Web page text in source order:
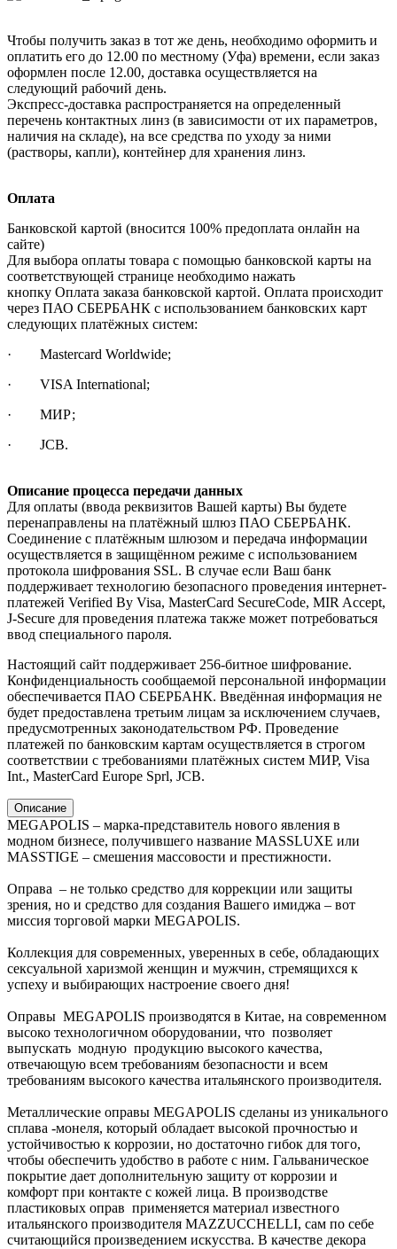
Чтобы получить заказ в тот же день, необходимо оформить и
оплатить его до 12.00 по местному (Уфа) времени, если заказ
оформлен после 12.00, доставка осуществляется на
следующий рабочий день.
Экспресс-доставка распространяется на определенный
перечень контактных линз (в зависимости от их параметров,
наличия на складе), на все средства по уходу за ними
(растворы, капли), контейнер для хранения линз.
Оплата
Банковской картой (вносится 100% предоплата онлайн на
сайте)
Для выбора оплаты товара с помощью банковской карты на
соответствующей странице необходимо нажать
кнопку Оплата заказа банковской картой. Оплата происходит
через ПАО СБЕРБАНК с использованием банковских карт
следующих платёжных систем:
· Mastercard Worldwide;
· VISA International;
· МИР;
· JCB.
Описание процесса передачи данных
Для оплаты (ввода реквизитов Вашей карты) Вы будете
перенаправлены на платёжный шлюз ПАО СБЕРБАНК.
Соединение с платёжным шлюзом и передача информации
осуществляется в защищённом режиме с использованием
протокола шифрования SSL. В случае если Ваш банк
поддерживает технологию безопасного проведения интернет-
платежей Verified By Visa, MasterCard SecureCode, MIR Accept,
J-Secure для проведения платежа также может потребоваться
ввод специального пароля.
Настоящий сайт поддерживает 256-битное шифрование.
Конфиденциальность сообщаемой персональной информации
обеспечивается ПАО СБЕРБАНК. Введённая информация не
будет предоставлена третьим лицам за исключением случаев,
предусмотренных законодательством РФ. Проведение
платежей по банковским картам осуществляется в строгом
соответствии с требованиями платёжных систем МИР, Visa
Int., MasterCard Europe Sprl, JCB.
Описание
MEGAPOLIS – марка-представитель нового явления в
модном бизнесе, получившего название MASSLUXE или
MASSTIGE – смешения массовости и престижности.
Оправа – не только средство для коррекции или защиты
зрения, но и средство для создания Вашего имиджа – вот
миссия торговой марки MEGAPOLIS.
Коллекция для современных, уверенных в себе, обладающих
сексуальной харизмой женщин и мужчин, стремящихся к
успеху и выбирающих настроение своего дня!
Оправы MEGAPOLIS производятся в Китае, на современном
высоко технологичном оборудовании, что позволяет
выпускать модную продукцию высокого качества,
отвечающую всем требованиям безопасности и всем
требованиям высокого качества итальянского производителя.
Металлические оправы MEGAPOLIS сделаны из уникального
сплава -монеля, который обладает высокой прочностью и
устойчивостью к коррозии, но достаточно гибок для того,
чтобы обеспечить удобство в работе с ним. Гальваническое
покрытие дает дополнительную защиту от коррозии и
комфорт при контакте с кожей лица. В производстве
пластиковых оправ применяется материал известного
итальянского производителя MAZZUCCHELLI, сам по себе
считающийся произведением искусства. В качестве декора